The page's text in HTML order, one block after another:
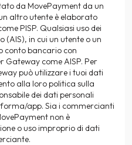
da MovePayment da un
altro utente è elaborato
PISP. Qualsiasi uso dei
(AIS), in cui un utente o un
conto bancario con
come AISP. Per
può utilizzare i tuoi dati
alla loro politica sulla
dei dati personali
app. Sia i commercianti
non è
o uso improprio di dati